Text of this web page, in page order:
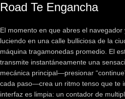
Road Te Engancha
El momento en que abres el
luciendo en una calle bulliciosa de la
máquina tragamonedas promedio. El
transmite instantáneamente una
mecánica principal—presionar
cada paso—crea un ritmo tenso que te
interfaz es limpia: un contador de